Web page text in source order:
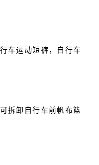
车运动短裤，自行车
拆卸自行车前帆布篮